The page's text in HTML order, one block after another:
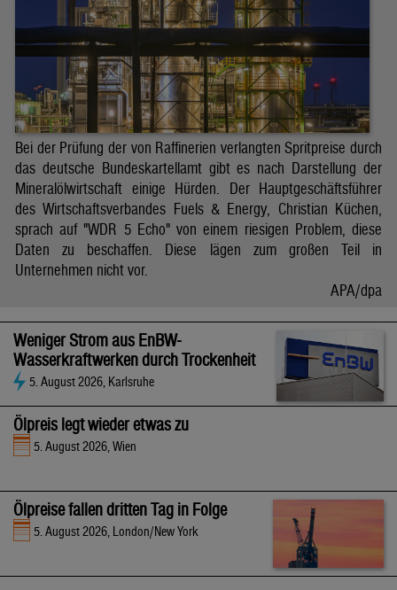
Bei der Prüfung der von Raffinerien verlangten Spritpreise durch
das deutsche Bundeskartellamt gibt es nach Darstellung der
Mineralölwirtschaft einige Hürden. Der Hauptgeschäftsführer
des Wirtschaftsverbandes Fuels & Energy, Christian Küchen,
sprach auf "WDR 5 Echo" von einem riesigen Problem, diese
Daten zu beschaffen. Diese lägen zum großen Teil in
Unternehmen nicht vor.
APA/dpa
Weniger Strom aus EnBW-
Wasserkraftwerken durch Trockenheit
5. August 2026, Karlsruhe
Ölpreis legt wieder etwas zu
5. August 2026, Wien
Ölpreise fallen dritten Tag in Folge
5. August 2026, London/New York